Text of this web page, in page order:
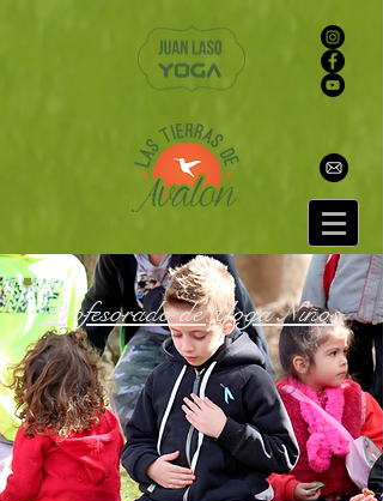
Profesorado de Yoga Niños